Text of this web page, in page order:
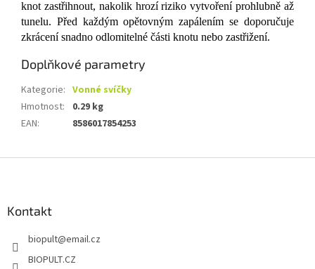
knot zastřihnout, nakolik hrozí riziko vytvoření prohlubně až
tunelu. Před každým opětovným zapálením se doporučuje
zkrácení snadno odlomitelné části knotu nebo zastřižení.
Doplňkové parametry
Kategorie: Vonné svíčky
Hmotnost:
0.29 kg
EAN: 8586017854253
Kontakt
biopult@email.cz
BIOPULT.CZ